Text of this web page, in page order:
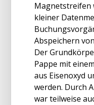
Magnetstreifen
kleiner
Abspeichern
Der
Pappe mit
aus Eisenoxyd
werden. Durch
war teilweise